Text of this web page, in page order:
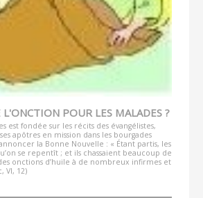
L'ONCTION POUR LES MALADES ?
est fondée sur les récits des évangélistes,
apôtres en mission dans les bourgades
la Bonne Nouvelle : « Étant partis, les
se repentît ; et ils chassaient beaucoup de
onctions d’huile à de nombreux infirmes et
VI, 12)